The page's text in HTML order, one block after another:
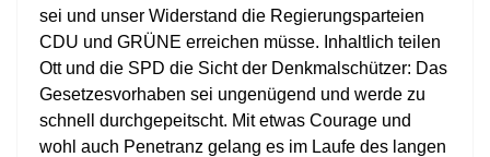
sei und unser Widerstand die Regierungsparteien
CDU und GRÜNE erreichen müsse. Inhaltlich teilen
Ott und die SPD die Sicht der Denkmalschützer: Das
Gesetzesvorhaben sei ungenügend und werde zu
schnell durchgepeitscht. Mit etwas Courage und
wohl auch Penetranz gelang es im Laufe des langen